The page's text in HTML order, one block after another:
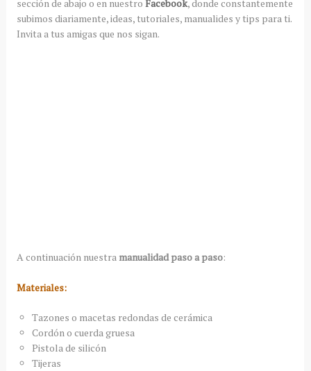
sección de abajo o en nuestro Facebook, donde constantemente
subimos diariamente, ideas, tutoriales, manualides y tips para ti.
Invita a tus amigas que nos sigan.
A continuación nuestra manualidad paso a paso:
Materiales:
Tazones o macetas redondas de cerámica
Cordón o cuerda gruesa
Pistola de silicón
Tijeras